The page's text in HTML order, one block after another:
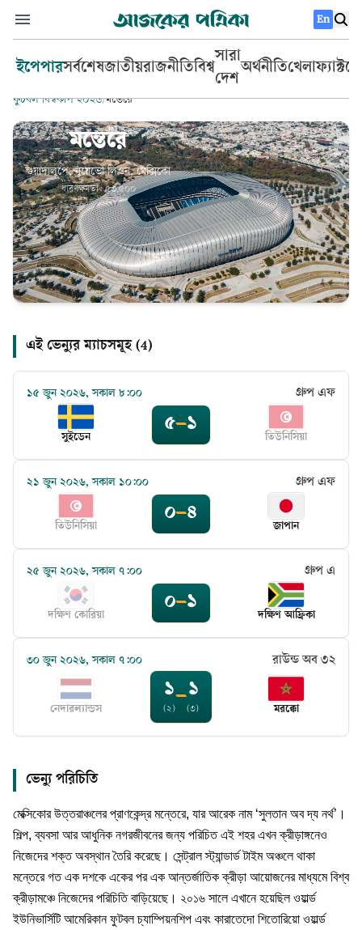
En
ইপেপারসর্বশেষজাতীয়রাজনীতিবিশ্ব
সারা
দেশ
অর্থনীতিখেলা
ফুটবল বিশ্বকাপ ২০২৬/মন্তেরে
মন্তেরে
গুয়াদালুপে, নুয়েভো লিওন, মেক্সিকো
ধারণক্ষমতা:৫৩,৫০০
এই ভেন্যুর ম্যাচসমূহ (4)
১৫ জুন ২০২৬, সকাল ৮:০০ গ্রুপ এফ
সুইডেন
৫–১
তিউনিসিয়া
২১ জুন ২০২৬, সকাল ১০:০০ গ্রুপ এফ
তিউনিসিয়া
০–৪
জাপান
২৫ জুন ২০২৬, সকাল ৭:০০ গ্রুপ এ
দক্ষিণ কোরিয়া
০–১
দক্ষিণ আফ্রিকা
৩০ জুন ২০২৬, সকাল ৭:০০ রাউন্ড অব ৩২
নেদারল্যান্ডস
১
(২)
–১
(৩) মরক্কো
ভেন্যু পরিচিতি
মেক্সিকোর উত্তরাঞ্চলের প্রাণকেন্দ্র মন্তেরে, যার আরেক নাম ‘সুলতান অব দ্য নর্থ’।
শিল্প, ব্যবসা আর আধুনিক নগরজীবনের জন্য পরিচিত এই শহর এখন ক্রীড়াঙ্গনেও
নিজেদের শক্ত অবস্থান তৈরি করেছে। সেন্ট্রাল স্ট্যান্ডার্ড টাইম অঞ্চলে থাকা
মন্তেরে গত এক দশকে একের পর এক আন্তর্জাতিক ক্রীড়া আয়োজনের মাধ্যমে বিশ্ব
ক্রীড়ামঞ্চে নিজেদের পরিচিতি বাড়িয়েছে। ২০১৬ সালে এখানে হয়েছিল ওয়ার্ল্ড
ইউনিভার্সিটি আমেরিকান ফুটবল চ্যাম্পিয়নশিপ এবং কারাতেদো শিতোরিয়ো ওয়ার্ল্ড